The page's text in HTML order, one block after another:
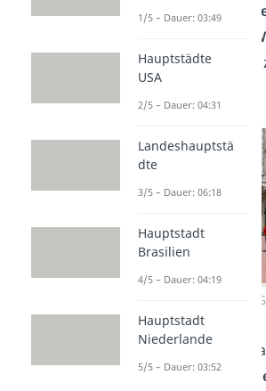
Bärenfellmützen und
findet täglich statt und
Touristen an.
Die King’s
Gut zu wissen:Der
MonatenAugustund
1/5 – Dauer: 03:49
Hauptstädte
USA
2/5 – Dauer: 04:31
Landeshauptstä
dte
3/5 – Dauer: 06:18
Hauptstadt
Brasilien
4/5 – Dauer: 04:19
Hauptstadt
Niederlande
5/5 – Dauer: 03:52